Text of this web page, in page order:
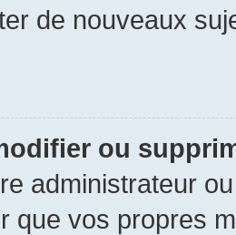
de nouveaux
ou
administrateur
que vos propres